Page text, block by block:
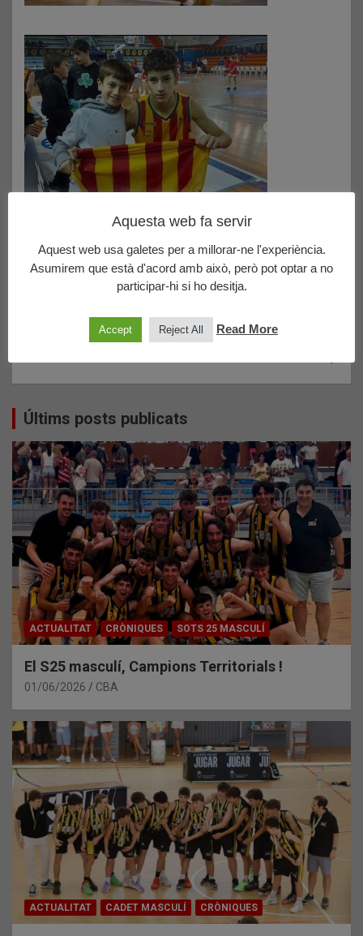
Please follow and like us:
d'entrades
Últims posts publicats
ACTUALITAT CRÒNIQUES SOTS 25 MASCULÍ
El S25 masculí, Campions Territorials !
01/06/2026 CBA
ACTUALITAT CADET MASCULÍ CRÒNIQUES
Aquesta web fa servir
Aquest web usa galetes per a millorar-ne l'experiència.
Asumirem que està d'acord amb això, però pot optar a no
participar-hi si ho desitja.
Accept Reject All Read More